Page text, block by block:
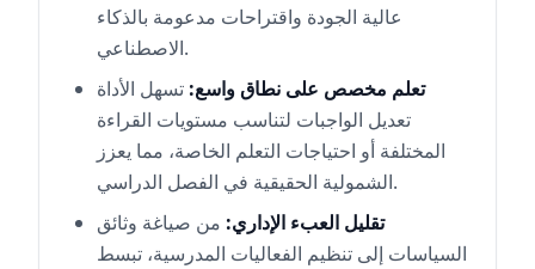
عالية الجودة واقتراحات مدعومة بالذكاء
الاصطناعي.
تعلم مخصص على نطاق واسع: تسهل الأداة
تعديل الواجبات لتناسب مستويات القراءة
المختلفة أو احتياجات التعلم الخاصة، مما يعزز
الشمولية الحقيقية في الفصل الدراسي.
تقليل العبء الإداري: من صياغة وثائق
السياسات إلى تنظيم الفعاليات المدرسية، تبسط